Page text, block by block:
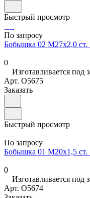
Быстрый просмотр
По запросу
Бобышка 02 М27х2,0 ст.
0
Изготавливается под
Арт. O5675
Заказать
Быстрый просмотр
По запросу
Бобышка 01 М20х1,5 ст.
0
Изготавливается под
Арт. O5674